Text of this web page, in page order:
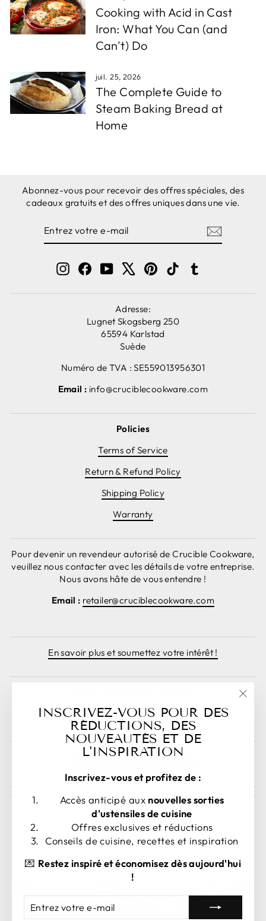
Cooking with Acid in Cast
Iron: What You Can (and
Can't) Do
juil. 25, 2026
The Complete Guide to
Steam Baking Bread at
Home
Abonnez-vous pour recevoir des offres spéciales, des
cadeaux gratuits et des offres uniques dans une vie.
InstagramFacebook
YouTube Pinterest
TikTok
Adresse:
Lugnet Skogsberg 250
65594 Karlstad
Suède
Numéro de TVA : SE559013956301
Email : info@cruciblecookware.com
Policies
Terms of Service
Return & Refund Policy
Shipping Policy
Warranty
Pour devenir un revendeur autorisé de Crucible Cookware,
veuillez nous contacter avec les détails de votre entreprise.
Nous avons hâte de vous entendre !
Email : retailer@cruciblecookware.com
En savoir plus et soumettez votre intérêt !
Sign Up as an Affiliate Here!
LANGUE
Français DEVISE
États-Unis (USD $)
INSCRIVEZ-VOUS POUR DES
RÉDUCTIONS, DES
NOUVEAUTÉS ET DE
L'INSPIRATION
Inscrivez-vous et profitez de :
Accès anticipé aux nouvelles sorties
d'ustensiles de cuisine
Offres exclusives et réductions
Conseils de cuisine, recettes et inspiration
💌 Restez inspiré et économisez dès aujourd'hui
!
VOTRE